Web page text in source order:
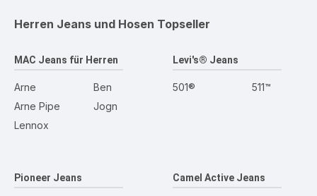
Herren Jeans und Hosen Topseller
MAC Jeans für Herren
Arne
Arne Pipe
Lennox
Ben
Jogn
Levi's® Jeans
501® 511™
Pioneer Jeans Camel Active Jeans